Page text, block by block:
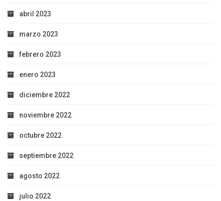
abril 2023
marzo 2023
febrero 2023
enero 2023
diciembre 2022
noviembre 2022
octubre 2022
septiembre 2022
agosto 2022
julio 2022